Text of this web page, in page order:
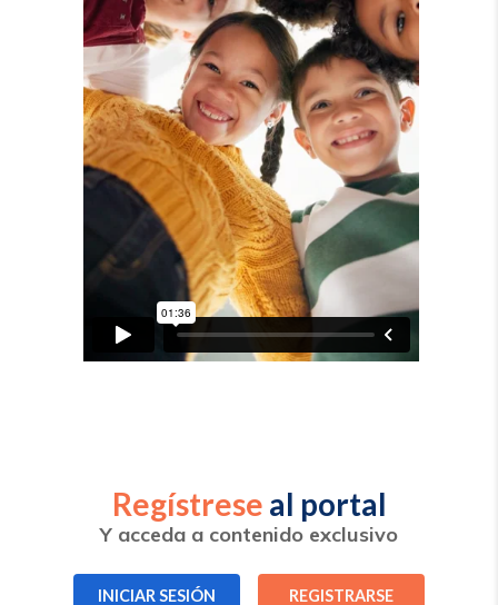
Regístrese al portal
Y acceda a contenido exclusivo
INICIAR SESIÓN REGISTRARSE